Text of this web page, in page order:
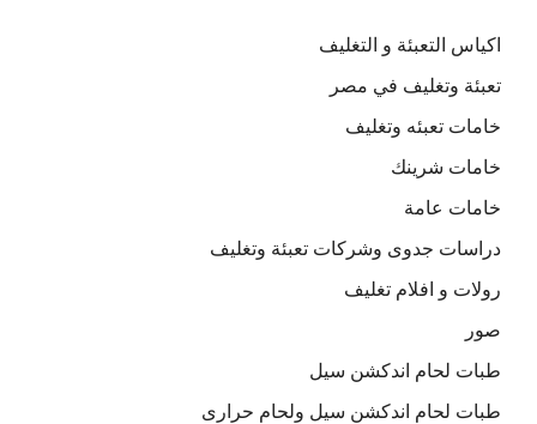
اكياس التعبئة و التغليف
تعبئة وتغليف في مصر
خامات تعبئه وتغليف
خامات شرينك
خامات عامة
دراسات جدوى وشركات تعبئة وتغليف
رولات و افلام تغليف
صور
طبات لحام اندكشن سيل
طبات لحام اندكشن سيل ولحام حرارى